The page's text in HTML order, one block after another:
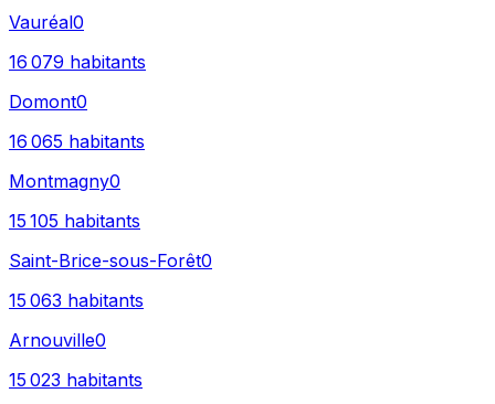
Vauréal0
16 079 habitants
Domont0
16 065 habitants
Montmagny0
15 105 habitants
Saint-Brice-sous-Forêt0
15 063 habitants
Arnouville0
15 023 habitants